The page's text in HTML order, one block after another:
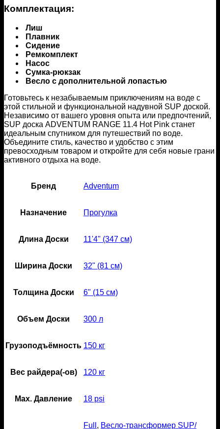
Комплектация:
Лиш
Плавник
Сидение
Ремкомплект
Насос
Сумка-рюкзак
Весло с дополнительной лопастью
Готовьтесь к незабываемым приключениям на воде с
этой стильной и функциональной надувной SUP доской.
Независимо от вашего уровня опыта или предпочтений,
SUP доска ADVENTUM RANGE 11.4 Hot Pink станет
идеальным спутником для путешествий по воде.
Объедините стиль, качество и удобство с этим
превосходным товаром и откройте для себя новые грани
активного отдыха на воде.
Бренд Adventum
Назначение Прогулка
Длина Доски 11'4" (347 см)
Ширина Доски 32" (81 см)
Толщина Доски 6" (15 см)
Объем Доски 300 л
Грузоподъёмность 150 кг
Вес райдера(-ов) 120 кг
Мах. Давление 18 psi
Full , Весло-трансформер SUP/